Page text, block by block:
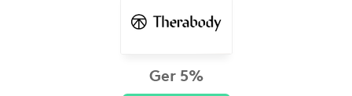
Ger 5%